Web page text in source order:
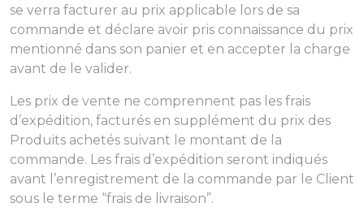
se verra facturer au prix applicable lors de sa
commande et déclare avoir pris connaissance du prix
mentionné dans son panier et en accepter la charge
avant de le valider.
Les prix de vente ne comprennent pas les frais
d’expédition, facturés en supplément du prix des
Produits achetés suivant le montant de la
commande. Les frais d’expédition seront indiqués
avant l’enregistrement de la commande par le Client
sous le terme “frais de livraison”.